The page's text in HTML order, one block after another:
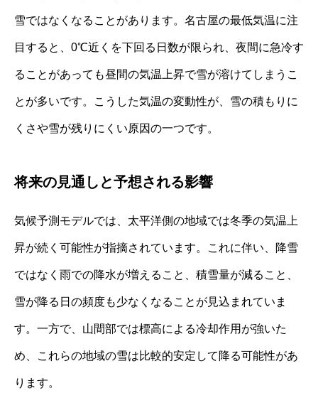
雪ではなくなることがあります。名古屋の最低気温に注
目すると、0℃近くを下回る日数が限られ、夜間に急冷す
ることがあっても昼間の気温上昇で雪が溶けてしまうこ
とが多いです。こうした気温の変動性が、雪の積もりに
くさや雪が残りにくい原因の一つです。
将来の見通しと予想される影響
気候予測モデルでは、太平洋側の地域では冬季の気温上
昇が続く可能性が指摘されています。これに伴い、降雪
ではなく雨での降水が増えること、積雪量が減ること、
雪が降る日の頻度も少なくなることが見込まれていま
す。一方で、山間部では標高による冷却作用が強いた
め、これらの地域の雪は比較的安定して降る可能性があ
ります。